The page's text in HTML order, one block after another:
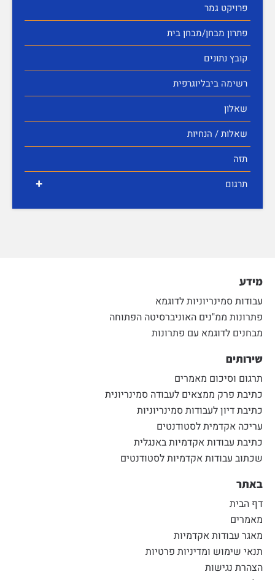
פרויקט גמר
פתרון מבחן/מבחן בית
קובץ נתונים
רשימה ביבליוגרפית
שאלון
שאלות / הנחיות
תזה
+ תרגום
מידע
עבודות סמינריוניות לדוגמא
פתרונות ממ"נים האוניברסיטה הפתוחה
מבחנים לדוגמא עם פתרונות
שירותים
תרגום וסיכום מאמרים
כתיבת פרק ממצאים לעבודה סמינריונית
כתיבת דיון לעבודות סמינריוניות
עריכה אקדמית לסטודנטים
כתיבת עבודות אקדמיות באנגלית
שכתוב עבודות אקדמיות לסטודנטים
באתר
דף הבית
מאמרים
מאגר עבודות אקדמיות
תנאי שימוש ומדיניות פרטיות
הצהרת נגישות